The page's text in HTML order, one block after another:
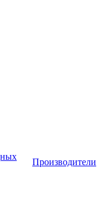
Производители